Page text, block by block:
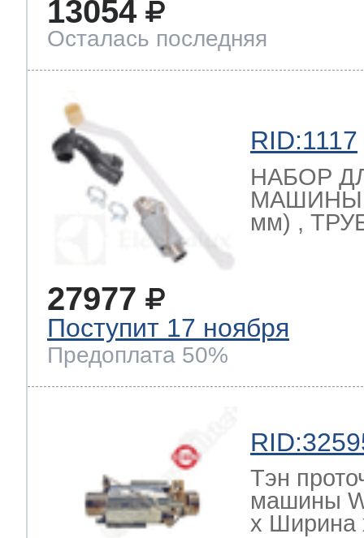
13054
Осталась последняя
RID:1117
НАБОР
МАШИНЫ
мм) ,
27977
Поступит 17 ноября
Предоплата 50%
Тэн
машины
х Ширина